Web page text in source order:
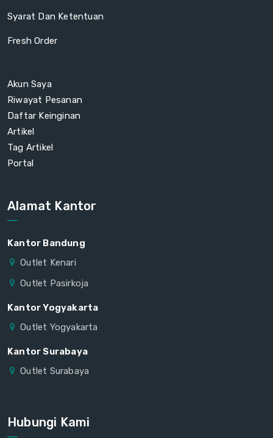
Syarat Dan Ketentuan
Fresh Order
Akun Saya
Riwayat Pesanan
Daftar Keinginan
Artikel
Tag Artikel
Portal
Alamat Kantor
Kantor Bandung
Outlet Kenari
Outlet Pasirkoja
Kantor Yogyakarta
Outlet Yogyakarta
Kantor Surabaya
Outlet Surabaya
Hubungi Kami